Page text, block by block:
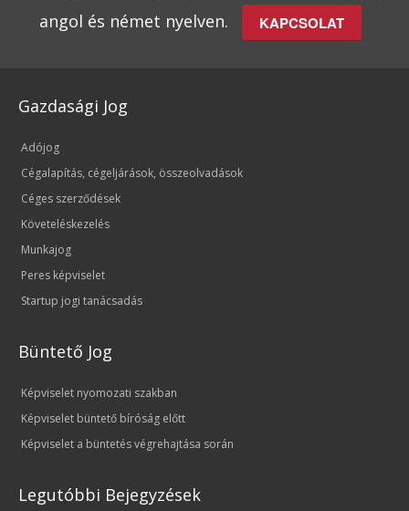
angol és német nyelven.
KAPCSOLAT
Gazdasági Jog
Adójog
Cégalapítás, cégeljárások, összeolvadások
Céges szerződések
Követeléskezelés
Munkajog
Peres képviselet
Startup jogi tanácsadás
Büntető Jog
Képviselet nyomozati szakban
Képviselet büntető bíróság előtt
Képviselet a büntetés végrehajtása során
Legutóbbi Bejegyzések